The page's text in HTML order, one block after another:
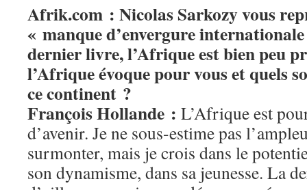
Afrik.com : Nicolas Sarkozy vous
« manque d’envergure
dernier livre, l’Afrique est bien peu
l’Afrique évoque pour vous et quels
ce continent ?
François Hollande : L’Afrique est
d’avenir. Je ne sous-estime pas
surmonter, mais je crois dans le
son dynamisme, dans sa jeunesse. La